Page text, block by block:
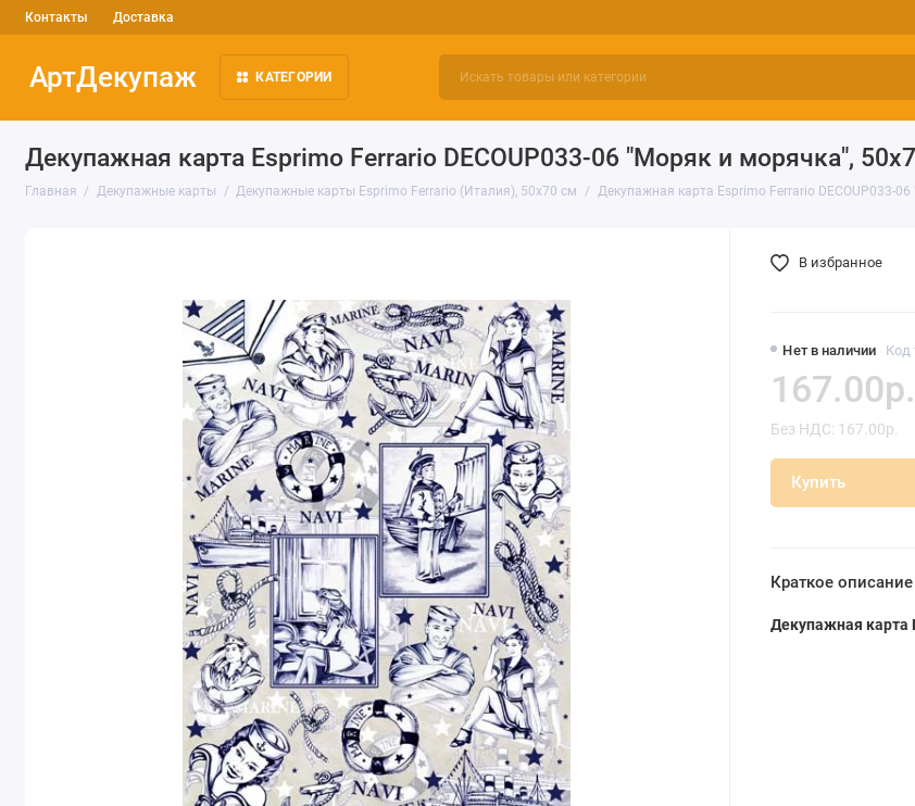
Контакты Доставка
АртДекупаж КАТЕГОРИИ
Декупажная карта Esprimo Ferrario DECOUP033-06 "Моряк и морячка",
Главная Декупажные карты Декупажные карты Esprimo Ferrario (Италия), 50х70 см Декупажная карта Esprimo Ferrario DECOUP033-
Нет в наличии Код
167.00р.
Без НДС: 167.00р.
Купить
В избранное
Краткое описание
Декупажная карта